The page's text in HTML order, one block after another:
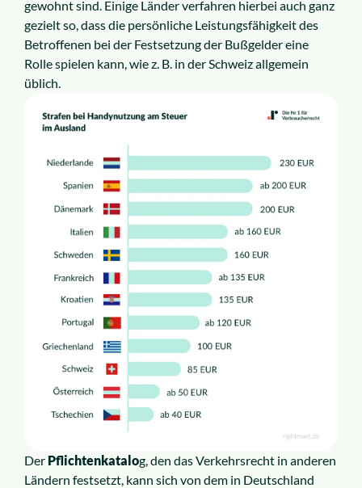
gewohnt sind. Einige Länder verfahren hierbei auch ganz
gezielt so, dass die persönliche Leistungsfähigkeit des
Betroffenen bei der Festsetzung der Bußgelder eine
Rolle spielen kann, wie z. B. in der Schweiz allgemein
üblich.
Der Pflichtenkatalog, den das Verkehrsrecht in anderen
Ländern festsetzt, kann sich von dem in Deutschland